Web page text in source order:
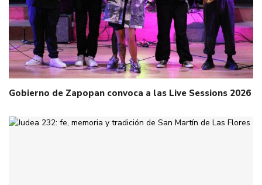
Gobierno de Zapopan convoca a las Live Sessions 2026